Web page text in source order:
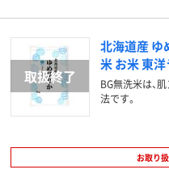
北海道産 ゆ
米 お米 東洋
BG無洗米は、
法です。
お取り